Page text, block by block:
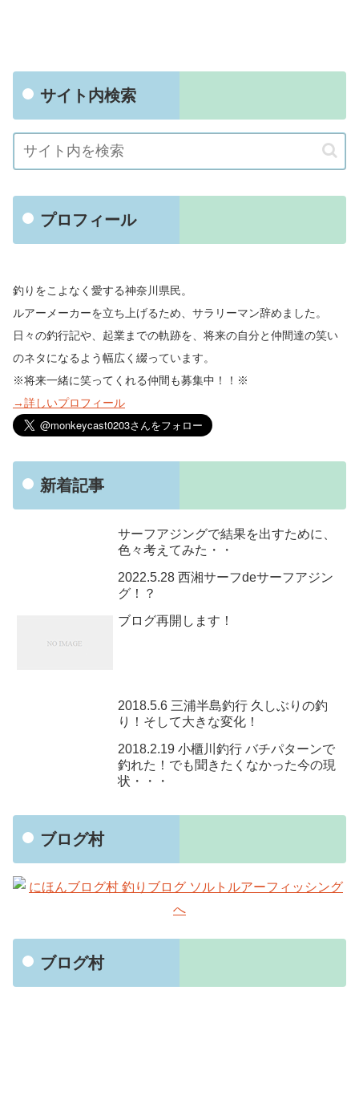
サイト内検索
プロフィール
釣りをこよなく愛する神奈川県民。
ルアーメーカーを立ち上げるため、サラリーマン辞めました。
日々の釣行記や、起業までの軌跡を、将来の自分と仲間達の笑い
のネタになるよう幅広く綴っています。
※将来一緒に笑ってくれる仲間も募集中！！※
→詳しいプロフィール
新着記事
サーフアジングで結果を出すために、
色々考えてみた・・
2022.5.28 西湘サーフdeサーフアジン
グ！？
ブログ再開します！
2018.5.6 三浦半島釣行 久しぶりの釣
り！そして大きな変化！
2018.2.19 小櫃川釣行 バチパターンで
釣れた！でも聞きたくなかった今の現
状・・・
ブログ村
ブログ村